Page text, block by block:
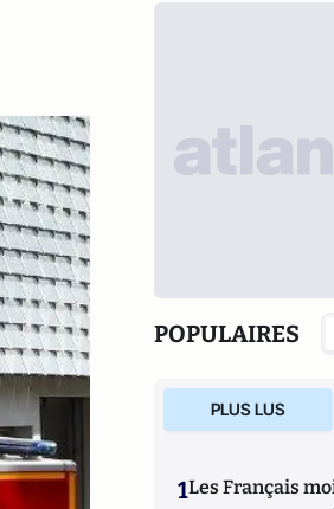
POPULAIRES
PLUS LUS
1Les Français